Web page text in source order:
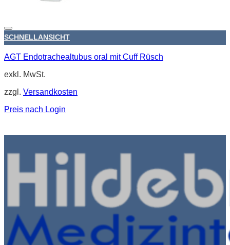
SCHNELLANSICHT
AGT Endotrachealtubus oral mit Cuff Rüsch
exkl. MwSt.
zzgl. Versandkosten
Preis nach Login